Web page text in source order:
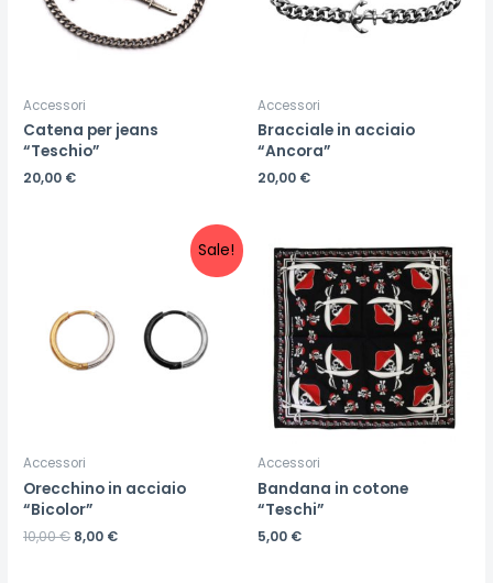
Accessori
Catena per jeans
“Teschio”
20,00 €
Accessori
Bracciale in acciaio
“Ancora”
20,00 €
Sale!
Accessori
Orecchino in acciaio
“Bicolor”
10,00€ 8,00 €
Accessori
Bandana in cotone
“Teschi”
5,00 €